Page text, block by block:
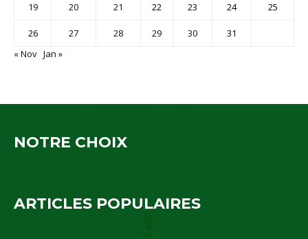
19 20 21 22 23 24 25
26 27 28 29 30
31
« Nov Jan »
NOTRE CHOIX
ARTICLES POPULAIRES